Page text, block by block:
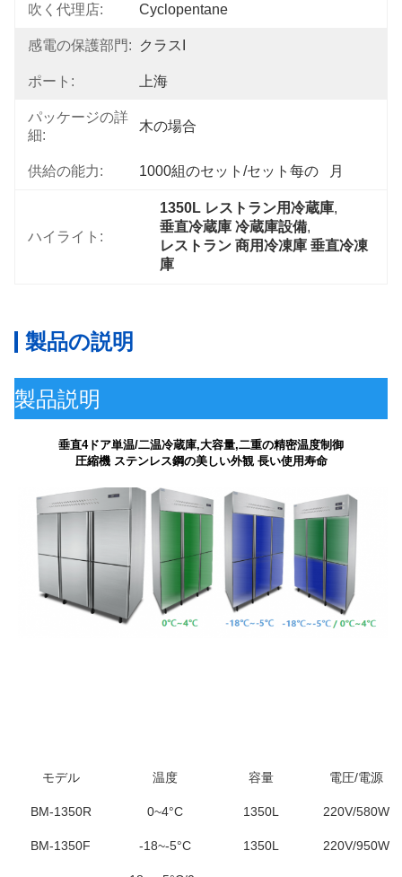
吹く代理店: Cyclopentane
感電の保護部門: クラスI
ポート: 上海
パッケージの詳
細:
木の場合
供給の能力: 1000組のセット/セット每の   月
ハイライト:
1350L レストラン用冷蔵庫,
垂直冷蔵庫 冷蔵庫設備,
レストラン 商用冷凍庫 垂直冷凍
庫
製品の説明
製品説明
垂直4ドア単温/二温冷蔵庫,大容量,二重の精密温度制御
圧縮機 ステンレス鋼の美しい外観 長い使用寿命
モデル 温度 容量 電圧/電源
BM-1350R 0~4°C 1350L 220V/580W
BM-1350F -18~-5°C 1350L 220V/950W